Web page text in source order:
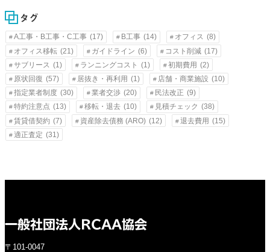
タグ
A工事・B工事・C工事 (17) B工事 (14) オフィス (8)
オフィス移転 (21) ガイドライン (6) コスト削減 (17)
サブリース (1) ランニングコスト (1) 初期費用 (2)
原状回復 (57) 居抜き・再利用 (1) 店舗・商業施設 (10)
指定業者制度 (30) 業者交渉 (20) 民法改正 (9)
特約注意点 (13) 移転・退去 (10) 見積チェック (38)
賃貸借契約 (7) 資産除去債務 (ARO) (12) 退去費用 (15)
適正査定 (31)
一般社団法人RCAA協会
〒101-0047